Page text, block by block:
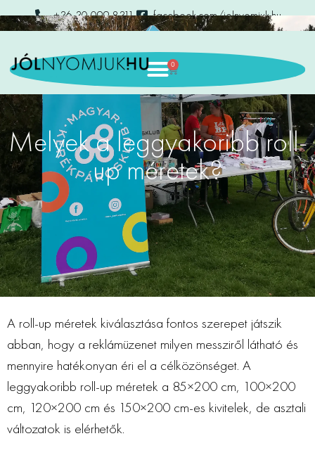
+36 30 099 8311 facebook.com/jolnyomjuk.hu
0
Melyek a leggyakoribb roll-
up méretek?
A roll-up méretek kiválasztása fontos szerepet játszik
abban, hogy a reklámüzenet milyen messziről látható és
mennyire hatékonyan éri el a célközönséget. A
leggyakoribb roll-up méretek a 85×200 cm, 100×200
cm, 120×200 cm és 150×200 cm-es kivitelek, de asztali
változatok is elérhetők.